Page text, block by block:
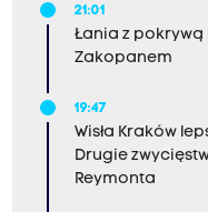
21:01
Łania z pokrywą
Zakopanem
19:47
Wisła Kraków
Drugie
Reymonta